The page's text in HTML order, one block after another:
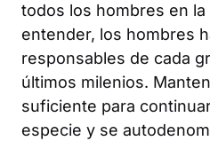
todos los hombres en
entender, los hombres
responsables de cada
últimos milenios.
suficiente para
especie y se